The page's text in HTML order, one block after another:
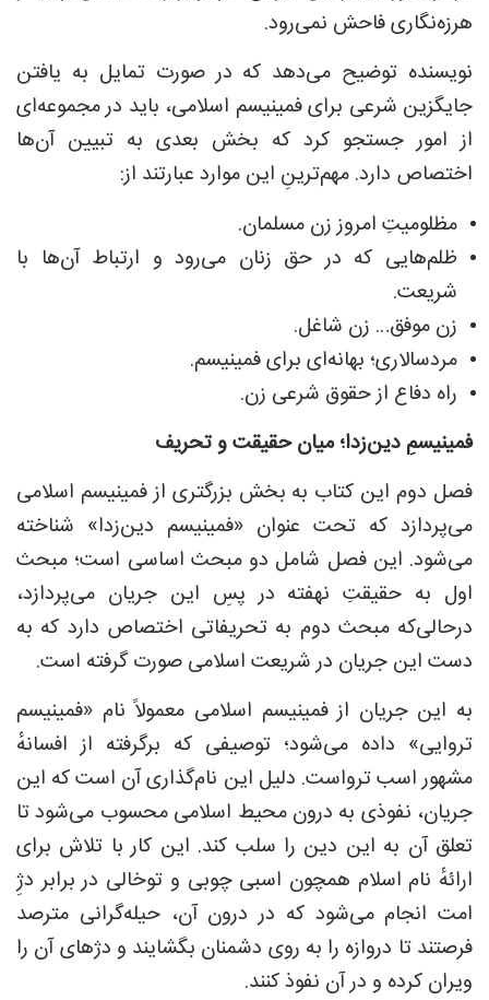
هرزه‌نگاری فاحش نمی‌رود.
نویسنده توضیح می‌دهد که در صورت تمایل به یافتن
جایگزین شرعی برای فمینیسم اسلامی، باید در مجموعه‌ای
از امور جستجو کرد که بخش بعدی به تبیین آن‌ها
اختصاص دارد. مهم‌ترینِ این موارد عبارتند از:
مظلومیتِ امروز زن مسلمان.
ظلم‌هایی که در حق زنان می‌رود و ارتباط آن‌ها با
شریعت.
زن موفق… زن شاغل.
مردسالاری؛ بهانه‌ای برای فمینیسم.
راه دفاع از حقوق شرعی زن.
فمینیسمِ دین‌زدا؛ میان حقیقت و تحریف
فصل دوم این کتاب به بخش بزرگتری از فمینیسم اسلامی
می‌پردازد که تحت عنوان «فمینیسم دین‌زدا» شناخته
می‌شود. این فصل شامل دو مبحث اساسی است؛ مبحث
اول به حقیقتِ نهفته در پسِ این جریان می‌پردازد،
درحالی‌که مبحث دوم به تحریفاتی اختصاص دارد که به
دست این جریان در شریعت اسلامی صورت گرفته است.
به این جریان از فمینیسم اسلامی معمولاً نام «فمینیسم
تروایی» داده می‌شود؛ توصیفی که برگرفته از افسانهٔ
مشهور اسب ترواست. دلیل این نام‌گذاری آن است که این
جریان، نفوذی به درون محیط اسلامی محسوب می‌شود تا
تعلق آن به این دین را سلب کند. این کار با تلاش برای
ارائهٔ نام اسلام همچون اسبی چوبی و توخالی در برابر دژِ
امت انجام می‌شود که در درون آن، حیله‌گرانی مترصد
فرصتند تا دروازه را به روی دشمنان بگشایند و دژهای آن را
ویران کرده و در آن نفوذ کنند.